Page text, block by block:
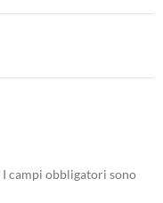
I campi obbligatori sono